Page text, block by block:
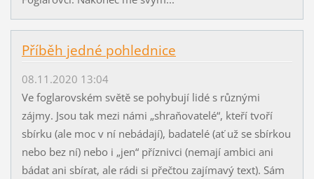
Příběh jedné pohlednice
08.11.2020 13:04
Ve foglarovském světě se pohybují lidé s různými
zájmy. Jsou tak mezi námi „shraňovatelé“, kteří tvoří
sbírku (ale moc v ní nebádají), badatelé (ať už se sbírkou
nebo bez ní) nebo i „jen“ příznivci (nemají ambici ani
bádat ani sbírat, ale rádi si přečtou zajímavý text). Sám